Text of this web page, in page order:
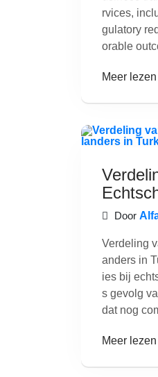
rvices,
gulatory
orable
Meer lezen
Door
Verdeling
anders in
ies bij
s gevolg
dat nog
Meer lezen